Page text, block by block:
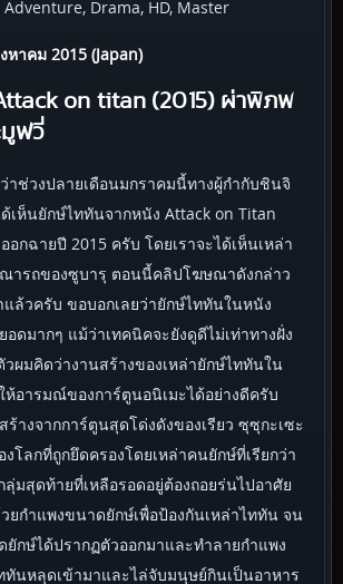
Drama, HD, Master
าคม 2015 (Japan)
on titan (2015) ผ่าพิภพ
มูฟวี่
าช่วงปลายเดือนมกราคมนี้ทางผู้กำกับชินจิ
ด้เห็นยักษ์ไททันจากหนัง Attack on Titan
กฉายปี 2015 ครับ โดยเราจะได้เห็นเหล่า
ารถของซูบารุ ตอนนี้คลิปโฆษณาดังกล่าว
ล้วครับ ขอบอกเลยว่ายักษ์ไททันในหนัง
มากๆ แม้ว่าเทคนิคจะยังดูดีไม่เท่าทางฝั่ง
ผมคิดว่างานสร้างของเหล่ายักษ์ไททันใน
อารมณ์ของการ์ตูนอนิเมะได้อย่างดีครับ
ร้างจากการ์ตูนสุดโด่งดังของเรียว ซุซุกะเซะ
งโลกที่ถูกยึดครองโดยเหล่าคนยักษ์ที่เรียกว่า
มสุดท้ายที่เหลือรอดอยู่ต้องถอยร่นไปอาศัย
ยกำแพงขนาดยักษ์เพื่อป้องกันเหล่าไททัน จน
กษ์ได้ปรากฏตัวออกมาและทำลายกำแพง
ทันหลุดเข้ามาและไล่จับมนุษย์กินเป็นอาหาร